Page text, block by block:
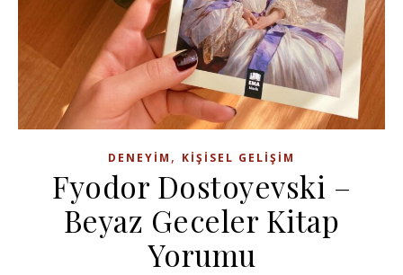
DENEYIM , KIŞISEL GELIŞIM
Fyodor Dostoyevski –
Beyaz Geceler Kitap
Yorumu